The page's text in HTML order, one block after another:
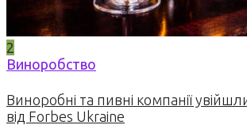
2
Виноробство
Виноробні та пивні компанії
від Forbes Ukraine